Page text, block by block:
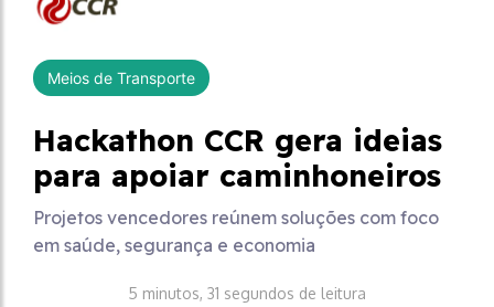
Meios de Transporte
Hackathon CCR gera ideias
para apoiar caminhoneiros
Projetos vencedores reúnem soluções com foco
em saúde, segurança e economia
5 minutos, 31 segundos de leitura